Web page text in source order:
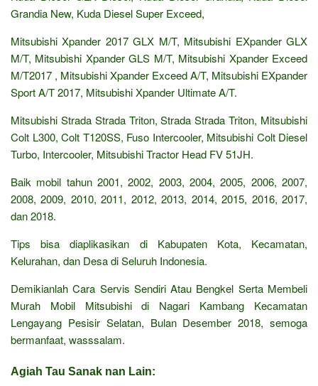
Grandia New, Kuda Diesel Super Exceed,
Mitsubishi Xpander 2017 GLX M/T, Mitsubishi EXpander GLX
M/T, Mitsubishi Xpander GLS M/T, Mitsubishi Xpander Exceed
M/T2017 , Mitsubishi Xpander Exceed A/T, Mitsubishi EXpander
Sport A/T 2017, Mitsubishi Xpander Ultimate A/T.
Mitsubishi Strada Strada Triton, Strada Strada Triton, Mitsubishi
Colt L300, Colt T120SS, Fuso Intercooler, Mitsubishi Colt Diesel
Turbo, Intercooler, Mitsubishi Tractor Head FV 51JH.
Baik mobil tahun 2001, 2002, 2003, 2004, 2005, 2006, 2007,
2008, 2009, 2010, 2011, 2012, 2013, 2014, 2015, 2016, 2017,
dan 2018.
Tips bisa diaplikasikan di Kabupaten Kota, Kecamatan,
Kelurahan, dan Desa di Seluruh Indonesia.
Demikianlah Cara Servis Sendiri Atau Bengkel Serta Membeli
Murah Mobil Mitsubishi di Nagari Kambang Kecamatan
Lengayang Pesisir Selatan, Bulan Desember 2018, semoga
bermanfaat, wasssalam.
Agiah Tau Sanak nan Lain: